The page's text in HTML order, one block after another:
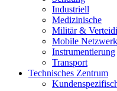
Industriell
Medizinische
Militär &
Mobile
Instrumentierung
Transport
Technisches Zentrum